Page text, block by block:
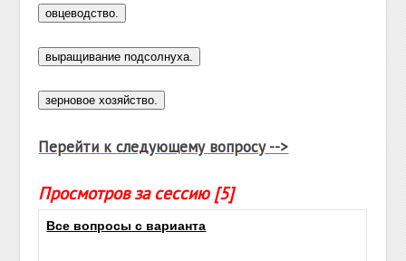
Перейти к следующему вопросу -->
Просмотров за сессию [5]
Все вопросы с варианта